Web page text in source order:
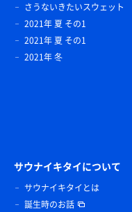
さうないきたいスウェット
2021年 夏 その1
2021年 夏 その1
2021年 冬
サウナイキタイについて
サウナイキタイとは
誕生時のお話